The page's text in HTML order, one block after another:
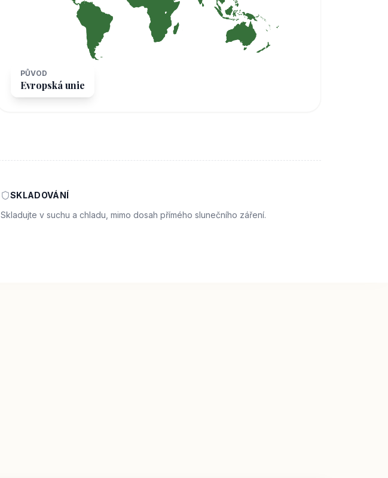
PŮVOD
Evropská unie
SKLADOVÁNÍ
Skladujte v suchu a chladu, mimo dosah přímého slunečního záření.